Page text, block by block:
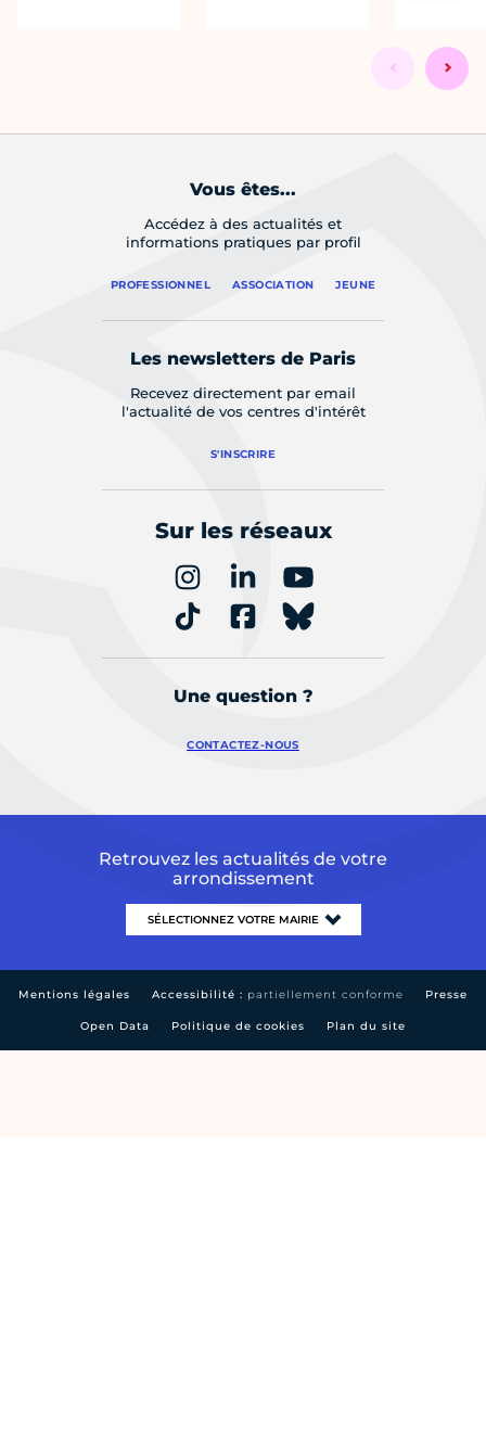
Vous êtes...
Accédez à des actualités et
informations pratiques par profil
PROFESSIONNEL ASSOCIATION JEUNE
Les newsletters de Paris
Recevez directement par email
l'actualité de vos centres d'intérêt
S'INSCRIRE
Sur les réseaux
Une question ?
CONTACTEZ-NOUS
Retrouvez les actualités de votre
arrondissement
Mentions légales Accessibilité : partiellement conforme Presse
Open Data Politique de cookies Plan du site